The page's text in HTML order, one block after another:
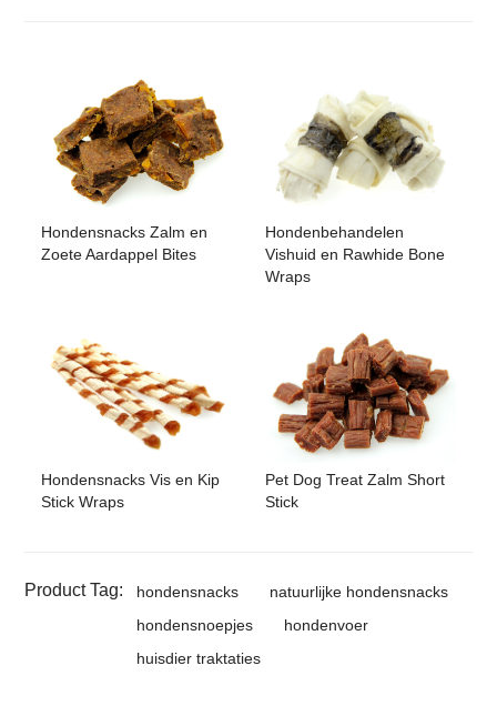
Hondensnacks Zalm en
Zoete Aardappel Bites
Hondenbehandelen
Vishuid en Rawhide Bone
Wraps
Hondensnacks Vis en Kip
Stick Wraps
Pet Dog Treat Zalm Short
Stick
Product Tag: hondensnacks
natuurlijke hondensnacks
hondensnoepjes
hondenvoer
huisdier traktaties